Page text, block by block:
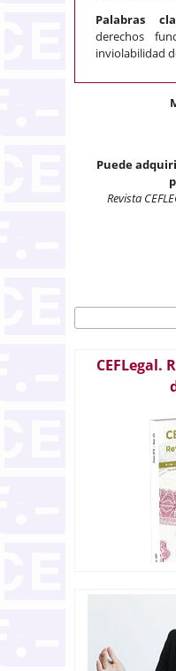
Palabras
derechos
inviolabilidad
Puede
Revista
Formulario
Buscar
CEFLegal.